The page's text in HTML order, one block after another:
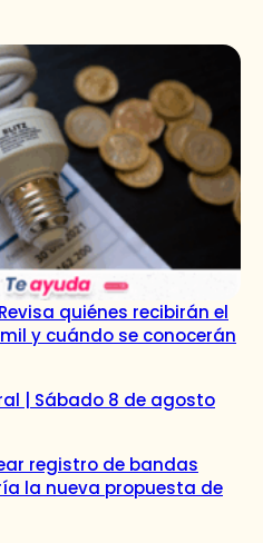
quiénes recibirán el
y cuándo se conocerán
| Sábado 8 de agosto
registro de bandas
la nueva propuesta de